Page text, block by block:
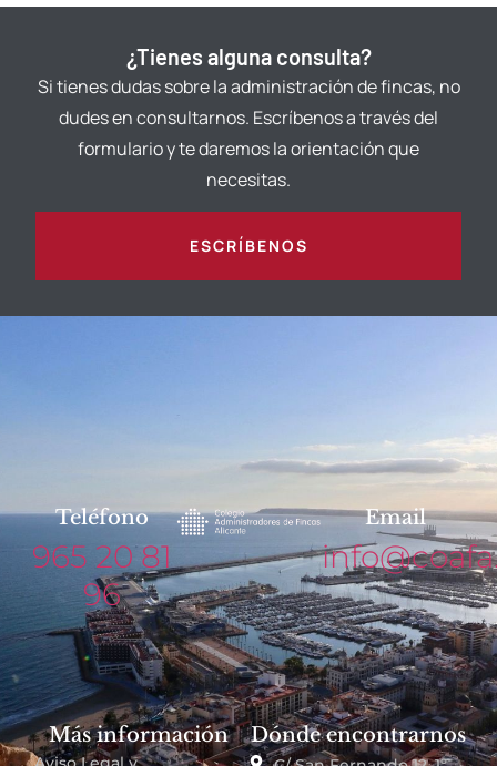
¿Tienes alguna consulta?
Si tienes dudas sobre la administración de fincas, no
dudes en consultarnos. Escríbenos a través del
formulario y te daremos la orientación que
necesitas.
ESCRÍBENOS
Teléfono
965 20 81
96
Email
Más información Dónde encontrarnos